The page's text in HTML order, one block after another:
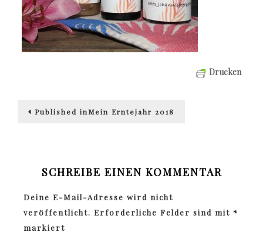
Drucken
Beitragsnavigation
Published inMein Erntejahr 2018
SCHREIBE EINEN KOMMENTAR
Deine E-Mail-Adresse wird nicht
veröffentlicht. Erforderliche Felder sind mit *
markiert